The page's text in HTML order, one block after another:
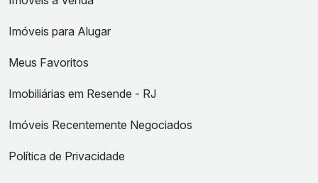
Imóveis para Alugar
Meus Favoritos
Imobiliárias em Resende - RJ
Imóveis Recentemente Negociados
Política de Privacidade